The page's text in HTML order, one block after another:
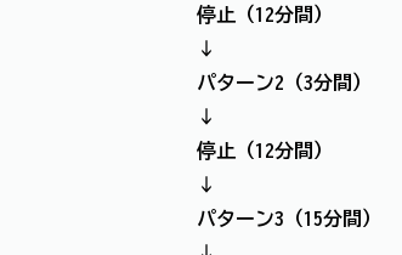
停止（12分間）
↓
パターン2（3分間）
↓
停止（12分間）
↓
パターン3（15分間）